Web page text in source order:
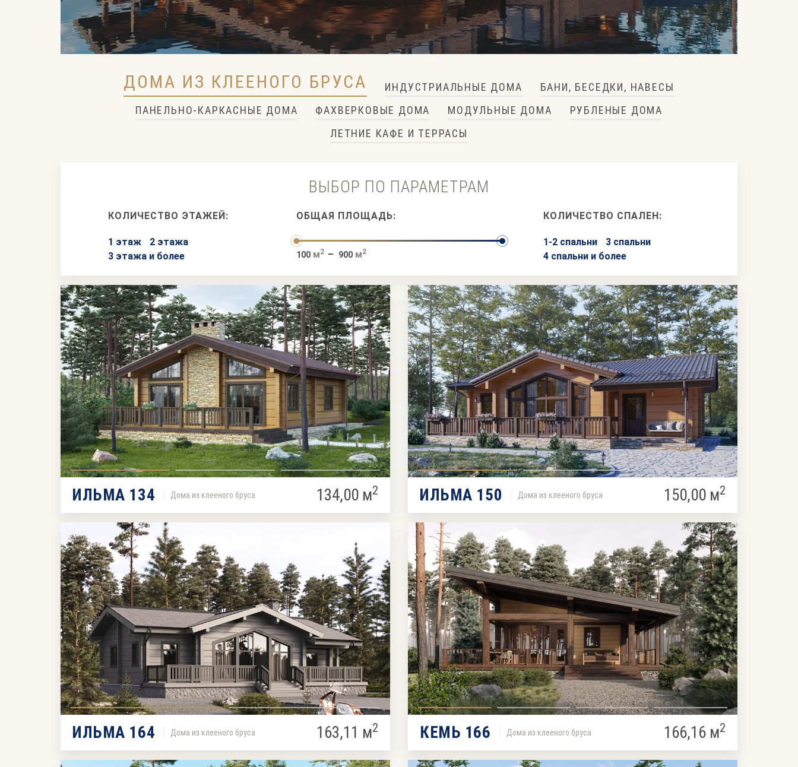
ДОМА ИЗ КЛЕЕНОГО БРУСА ИНДУСТРИАЛЬНЫЕ ДОМА
БАНИ, БЕСЕДКИ, НАВЕСЫ
ПАНЕЛЬНО-КАРКАСНЫЕ ДОМА
ФАХВЕРКОВЫЕ ДОМА МОДУЛЬНЫЕ ДОМА
РУБЛЕНЫЕ ДОМА
ЛЕТНИЕ КАФЕ И ТЕРРАСЫ
ВЫБОР ПО ПАРАМЕТРАМ
КОЛИЧЕСТВО ЭТАЖЕЙ:
1 этаж
2 этажа
3 этажа и более
ОБЩАЯ ПЛОЩАДЬ:
100 м2 – 900 м2
КОЛИЧЕСТВО СПАЛЕН:
1-2 спальни
3 спальни
4 спальни и более
ИЛЬМА 134 Дома из клееного бруса 134,00 м2 ИЛЬМА 150 Дома из клееного бруса 150,00 м2
ИЛЬМА 164 Дома из клееного бруса 163,11 м2 КЕМЬ 166 Дома из клееного бруса 166,16 м2